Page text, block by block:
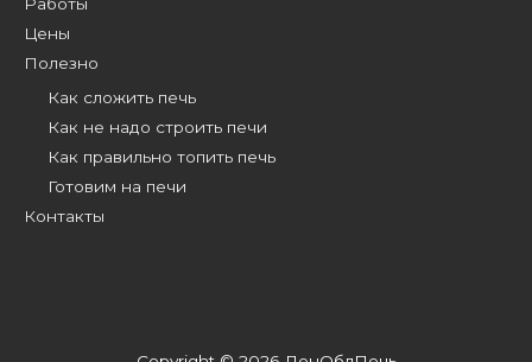
Цены
Полезно
Как сложить печь
Как не надо строить печи
Как правильно топить печь
Готовим на печи
Контакты